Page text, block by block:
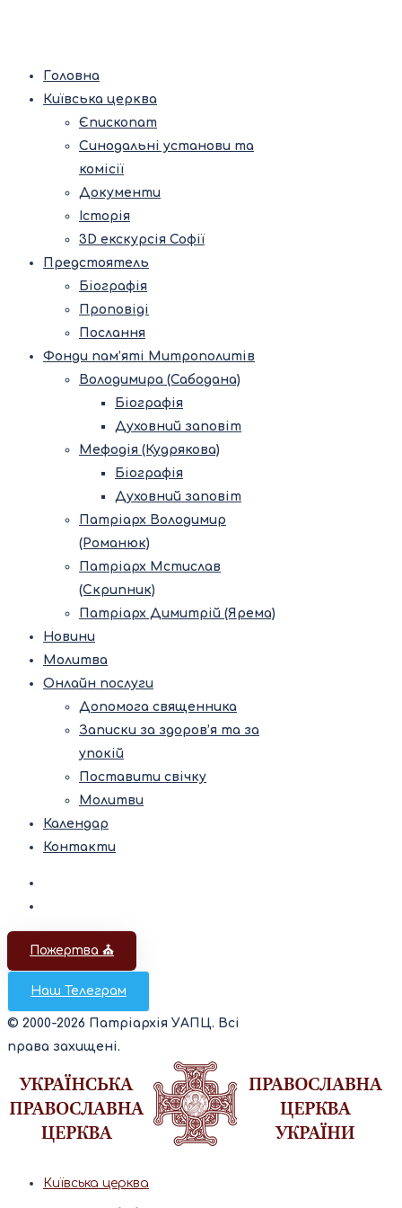
Головна
Київська церква
Єпископат
Синодальні установи та
комісії
Документи
Історія
3D екскурсія Софії
Предстоятель
Біографія
Проповіді
Послання
Фонди пам’яті Митрополитів
Володимира (Сабодана)
Біографія
Духовний заповіт
Мефодія (Кудрякова)
Біографія
Духовний заповіт
Патріарх Володимир
(Романюк)
Патріарх Мстислав
(Скрипник)
Патріарх Димитрій (Ярема)
Новини
Молитва
Онлайн послуги
Допомога священника
Записки за здоров’я та за
упокій
Поставити свічку
Молитви
Календар
Контакти
Пожертва ⛪️
Наш Телеграм
© 2000-2026 Патріархія УАПЦ. Всі
права захищені.
Київська церква